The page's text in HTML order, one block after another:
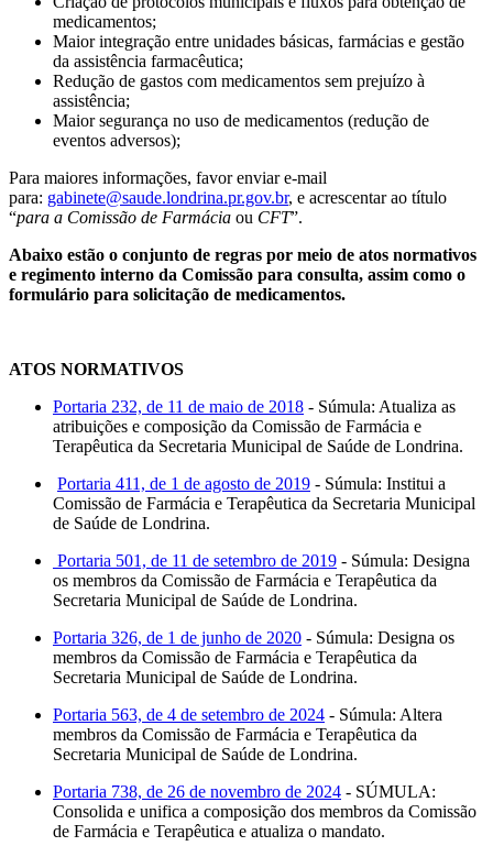
medicamentos;
Maior integração entre unidades básicas, farmácias e gestão
da assistência farmacêutica;
Redução de gastos com medicamentos sem prejuízo à
assistência;
Maior segurança no uso de medicamentos (redução de
eventos adversos);
Para maiores informações, favor enviar e-mail
para: gabinete@saude.londrina.pr.gov.br, e acrescentar ao título
“para a Comissão de Farmácia ou CFT”.
Abaixo estão o conjunto de regras por meio de atos normativos
e regimento interno da Comissão para consulta, assim como o
formulário para solicitação de medicamentos.
ATOS NORMATIVOS
Portaria 232, de 11 de maio de 2018 - Súmula: Atualiza as
atribuições e composição da Comissão de Farmácia e
Terapêutica da Secretaria Municipal de Saúde de Londrina.
Portaria 411, de 1 de agosto de 2019 - Súmula: Institui a
Comissão de Farmácia e Terapêutica da Secretaria Municipal
de Saúde de Londrina.
Portaria 501, de 11 de setembro de 2019 - Súmula: Designa
os membros da Comissão de Farmácia e Terapêutica da
Secretaria Municipal de Saúde de Londrina.
Portaria 326, de 1 de junho de 2020 - Súmula: Designa os
membros da Comissão de Farmácia e Terapêutica da
Secretaria Municipal de Saúde de Londrina.
Portaria 563, de 4 de setembro de 2024 - Súmula: Altera
membros da Comissão de Farmácia e Terapêutica da
Secretaria Municipal de Saúde de Londrina.
Portaria 738, de 26 de novembro de 2024 - SÚMULA:
Consolida e unifica a composição dos membros da Comissão
de Farmácia e Terapêutica e atualiza o mandato.